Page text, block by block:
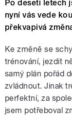
Po deseti letech
nyní vás vede
překvapivá
Ke změně se
trénování, jezdit
samý plán pořád
zvládnout. Jinak
perfektní, za
jsem potřeboval